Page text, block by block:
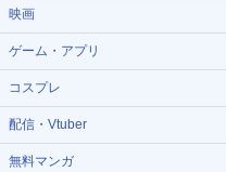
映画
ゲーム・アプリ
コスプレ
配信・Vtuber
無料マンガ